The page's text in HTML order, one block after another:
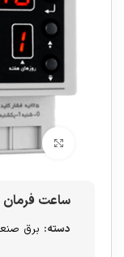
ساعت فرمان
دسته: برق